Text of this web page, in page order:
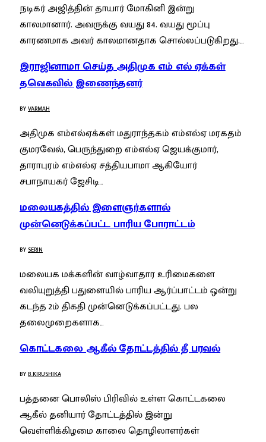
நடிகர் அஜித்தின் தாயார் மோகினி இன்று
காலமானார். அவருக்கு வயது 84. வயது மூப்பு
காரணமாக அவர் காலமானதாக சொல்லப்படுகிறது.…
இராஜினாமா செய்த அதிமுக எம் எல் ஏக்கள்
தவெகவில் இணைந்தனர்
BYVARMAH
அதிமுக எம்எல்ஏக்கள் மதுராந்தகம் எம்எல்ஏ மரகதம்
குமரவேல், பெருந்துறை எம்எல்ஏ ஜெயக்குமார்,
தாராபுரம் எம்எல்ஏ சத்தியபாமா ஆகியோர்
சபாநாயகர் ஜேசிடி…
மலையகத்தில் இளைஞர்களால்
முன்னெடுக்கப்பட்ட பாரிய போராட்டம்
BYSERIN
மலையக மக்களின் வாழ்வாதார உரிமைகளை
வலியுறுத்தி பதுளையில் பாரிய ஆர்ப்பாட்டம் ஒன்று
கடந்த 2ம் திகதி முன்னெடுக்கப்பட்டது. பல
தலைமுறைகளாக…
கொட்டகலை ஆகீல் தோட்டத்தில் தீ பரவல்
BYB.KIRUSHIKA
பத்தனை பொலிஸ் பிரிவில் உள்ள கொட்டகலை
ஆகீல் தனியார் தோட்டத்தில் இன்று
வெள்ளிக்கிழமை காலை தொழிலாளர்கள்